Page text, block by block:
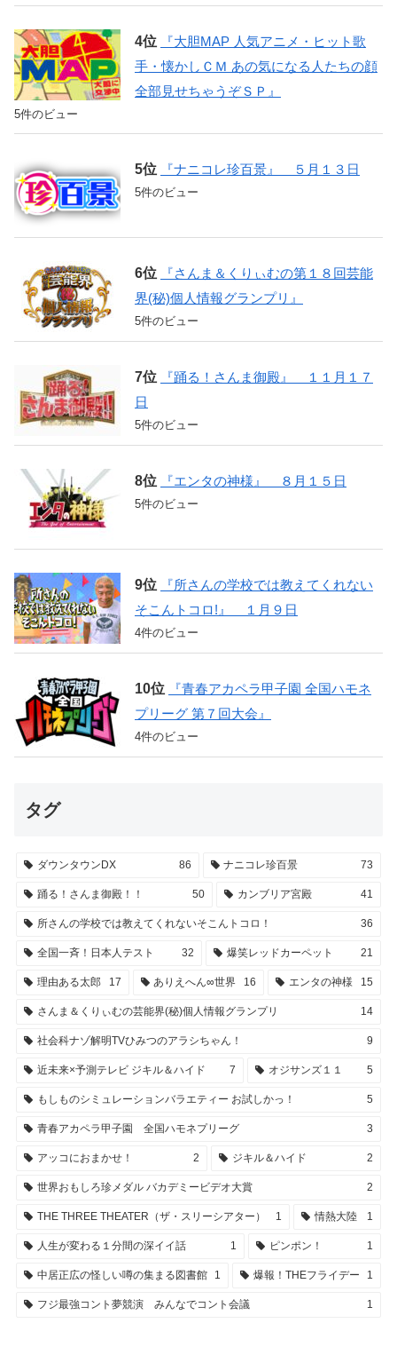
『大胆MAP 人気アニメ・ヒット歌
手・懐かしＣＭ あの気になる人たちの顔
全部見せちゃうぞＳＰ』
5件のビュー
『ナニコレ珍百景』 ５月１３日
5件のビュー
『さんま＆くりぃむの第１８回芸能
界(秘)個人情報グランプリ』
5件のビュー
『踊る！さんま御殿』 １１月１７
日
5件のビュー
『エンタの神様』 ８月１５日
5件のビュー
『所さんの学校では教えてくれない
そこんトコロ!』 １月９日
4件のビュー
『青春アカペラ甲子園 全国ハモネ
プリーグ 第７回大会』
4件のビュー
タグ
ダウンタウンDX 86 ナニコレ珍百景 73
踊る！さんま御殿！！ 50 カンブリア宮殿 41
所さんの学校では教えてくれないそこんトコロ！ 36
全国一斉！日本人テスト 32 爆笑レッドカーペット 21
理由ある太郎 17 ありえへん∞世界 16 エンタの神様 15
さんま＆くりぃむの芸能界(秘)個人情報グランプリ 14
社会科ナゾ解明TVひみつのアラシちゃん！ 9
近未来×予測テレビ ジキル＆ハイド 7 オジサンズ１１ 5
もしものシミュレーションバラエティー お試しかっ！ 5
青春アカペラ甲子園 全国ハモネプリーグ 3
アッコにおまかせ！ 2 ジキル＆ハイド 2
世界おもしろ珍メダル バカデミービデオ大賞 2
THE THREE THEATER（ザ・スリーシアター） 1 情熱大陸 1
人生が変わる１分間の深イイ話 1 ピンポン！ 1
中居正広の怪しい噂の集まる図書館 1 爆報！THEフライデー 1
フジ最強コント夢競演 みんなでコント会議 1